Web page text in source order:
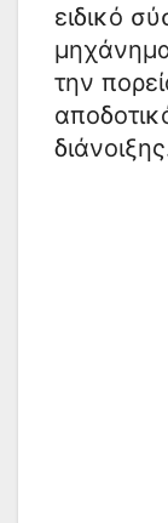
ειδικό
την